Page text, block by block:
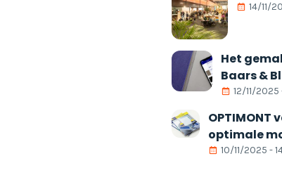
14/11/
Het
Baars &
12/11/2025
OPTIMONT
optimale
10/11/2025 -